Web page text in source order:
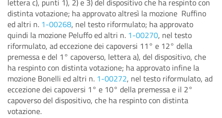
lettera c), punti 1), 2) e 3) del dispositivo che ha respinto con
distinta votazione; ha approvatoaltresì la mozione Ruffino
ed altri n. 1-00268, nel testo riformulato; ha approvato
quindi la mozione Peluffo ed altri n. 1-00270, nel testo
riformulato, ad eccezione dei capoversi 11° e 12° della
premessa e del 1° capoverso, lettera a), del dispositivo, che
ha respinto con distinta votazione; ha approvato infine la
mozione Bonelli ed altri n. 1-00272, nel testo riformulato, ad
eccezione dei capoversi 1° e 10° della premessa e il 2°
capoverso del dispositivo, che ha respinto con distinta
votazione.